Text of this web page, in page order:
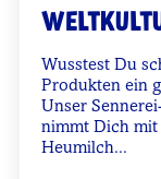
Wusstest Du
Produkten ein
Unser
nimmt Dich mit
Heumilch...